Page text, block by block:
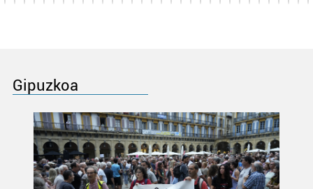
Gipuzkoa